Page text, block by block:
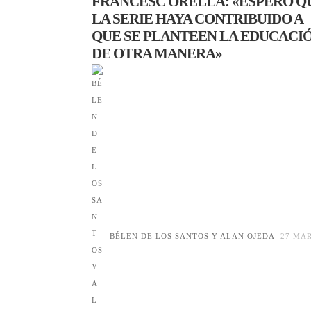
LA SERIE HAYA CONTRIBUIDO A
QUE SE PLANTEEN LA
DE OTRA MANERA»
BÉLEN DE LOS SANTOS Y ALAN OJEDA 27